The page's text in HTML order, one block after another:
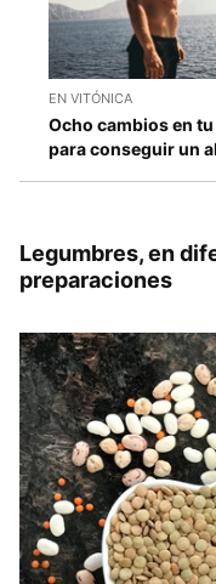
EN VITÓNICA
Ocho cambios en
para conseguir un
Legumbres, en
preparaciones